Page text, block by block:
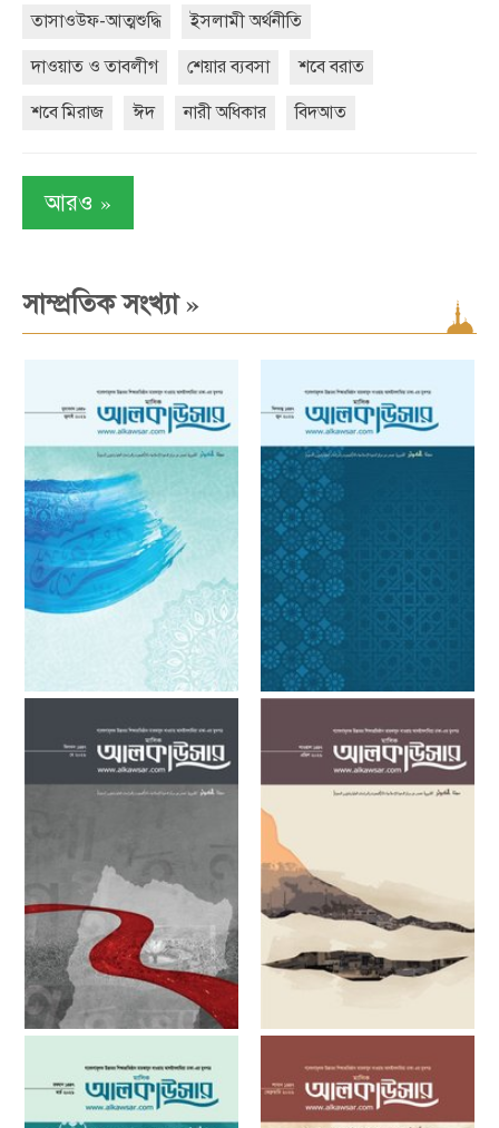
তাসাওউফ-আত্মশুদ্ধি ইসলামী অর্থনীতি
দাওয়াত ও তাবলীগ শেয়ার ব্যবসা শবে বরাত
শবে মিরাজ ঈদ নারী অধিকার বিদআত
আরও »
সাম্প্রতিক সংখ্যা»